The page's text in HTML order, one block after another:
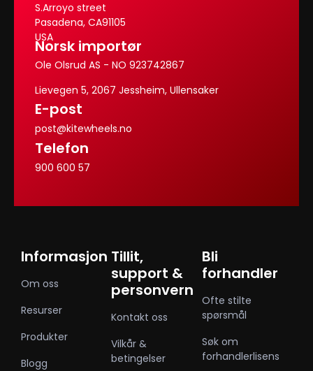
S.Arroyo street
Pasadena, CA91105
USA
Norsk importør
Ole Olsrud AS - NO 923742867
Lievegen 5, 2067 Jessheim, Ullensaker
E-post
post@kitewheels.no
Telefon
900 600 57
Informasjon
Om oss
Resurser
Produkter
Blogg
Tillit,
support &
personvern
Kontakt oss
Vilkår &
betingelser
Bli
forhandler
Ofte stilte
spørsmål
Søk om
forhandlerlisens